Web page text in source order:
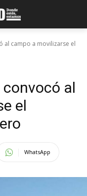
al campo a movilizarse el
convocó al
el
WhatsApp